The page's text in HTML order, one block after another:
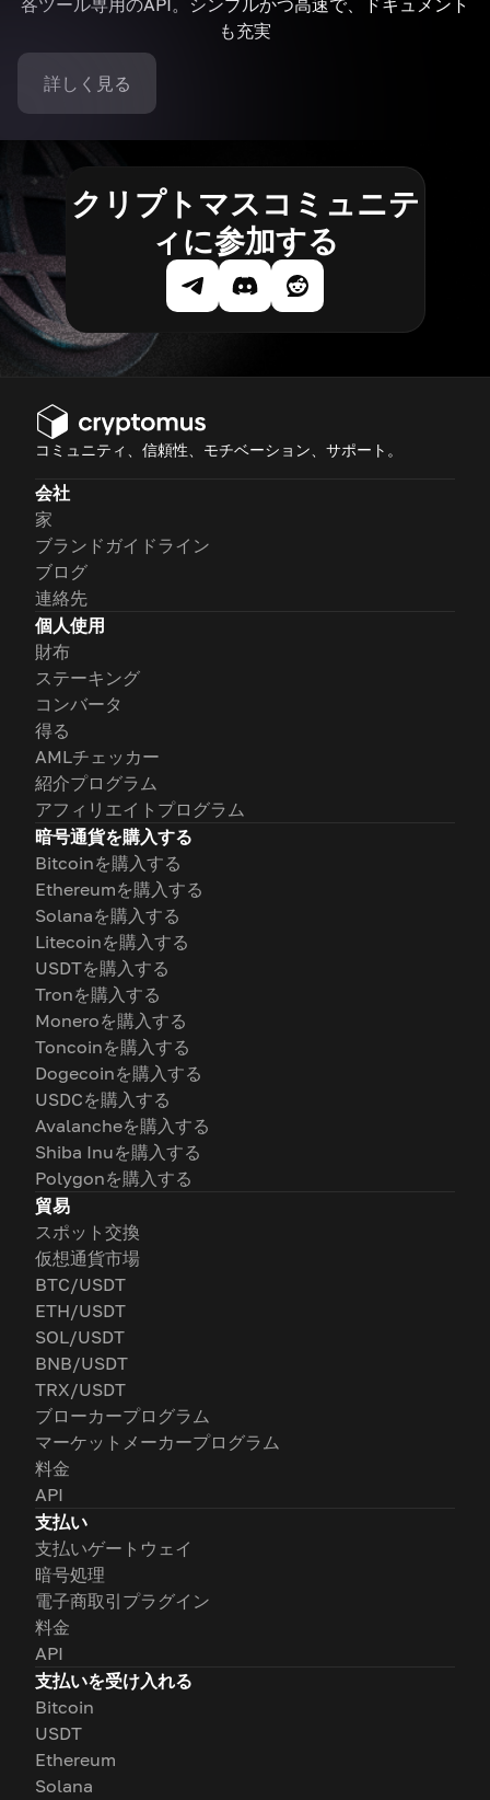
各ツール専用のAPI。シンプルかつ高速で、ドキュメント
も充実
詳しく見る
クリプトマスコミュニテ
ィに参加する
コミュニティ、信頼性、モチベーション、サポート。
会社
家
ブランドガイドライン
ブログ
連絡先
個人使用
財布
ステーキング
コンバータ
得る
AMLチェッカー
紹介プログラム
アフィリエイトプログラム
暗号通貨を購入する
Bitcoinを購入する
Ethereumを購入する
Solanaを購入する
Litecoinを購入する
USDTを購入する
Tronを購入する
Moneroを購入する
Toncoinを購入する
Dogecoinを購入する
USDCを購入する
Avalancheを購入する
Shiba Inuを購入する
Polygonを購入する
貿易
スポット交換
仮想通貨市場
BTC/USDT
ETH/USDT
SOL/USDT
BNB/USDT
TRX/USDT
ブローカープログラム
マーケットメーカープログラム
料金
API
支払い
支払いゲートウェイ
暗号処理
電子商取引プラグイン
料金
API
支払いを受け入れる
Bitcoin
USDT
Ethereum
Solana